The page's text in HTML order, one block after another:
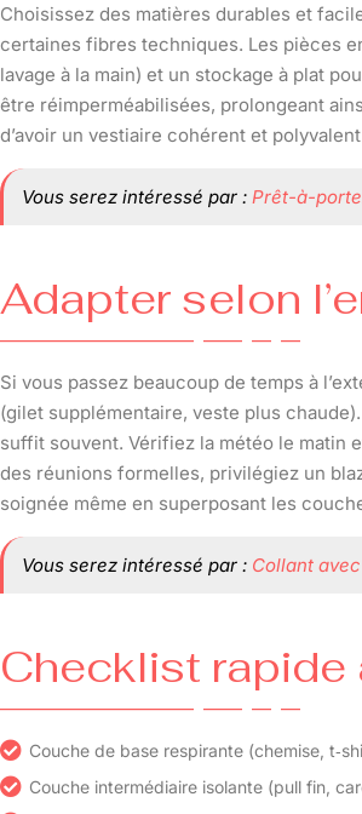
Choisissez des matières durables et
certaines fibres techniques. Les pièces
lavage à la main) et un stockage à plat
être réimperméabilisées, prolongeant
d’avoir un vestiaire cohérent et
Vous serez intéressé par : Prêt-à-
Adapter selon
Si vous passez beaucoup de temps à
(gilet supplémentaire, veste plus
suffit souvent. Vérifiez la météo le matin
des réunions formelles, privilégiez un
soignée même en superposant les
Vous serez intéressé par : Collant
Checklist rapide
Couche de base respirante (chemise,
Couche intermédiaire isolante (pull fin,